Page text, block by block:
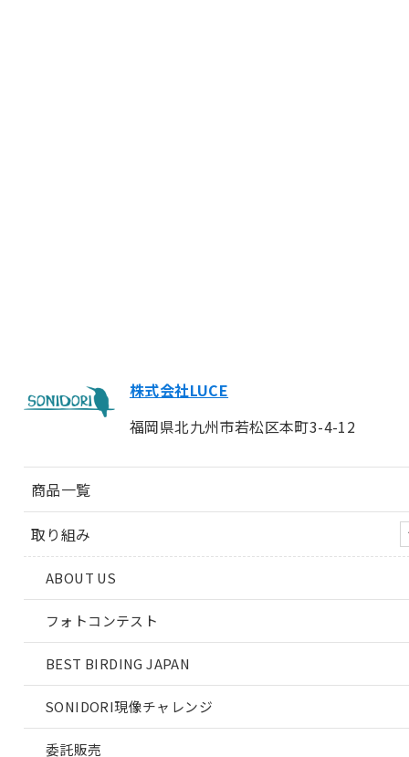
株式会社LUCE
福岡県北九州市若松区本町3-4-12
商品一覧
取り組み
ABOUT US
フォトコンテスト
BEST BIRDING JAPAN
SONIDORI現像チャレンジ
委託販売